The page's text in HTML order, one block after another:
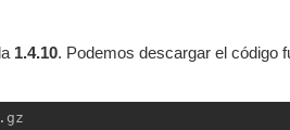
1.4.10. Podemos descargar el código